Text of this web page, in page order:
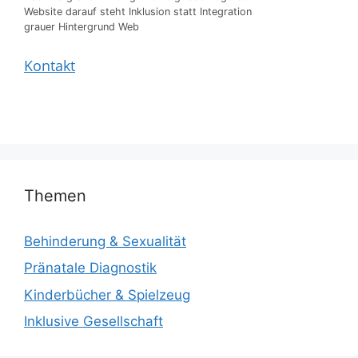
Website darauf steht Inklusion statt Integration
grauer Hintergrund Web
Kontakt
Themen
Behinderung & Sexualität
Pränatale Diagnostik
Kinderbücher & Spielzeug
Inklusive Gesellschaft